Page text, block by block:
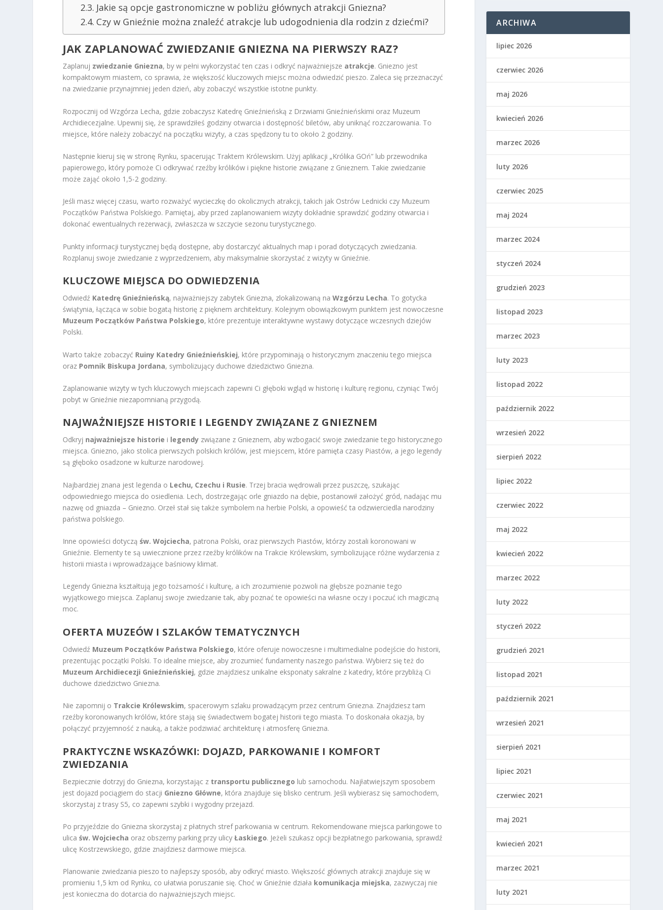
Jakie są opcje gastronomiczne w pobliżu głównych atrakcji Gniezna?
Czy w Gnieźnie można znaleźć atrakcje lub udogodnienia dla rodzin z dziećmi?
JAK ZAPLANOWAĆ ZWIEDZANIE GNIEZNA NA PIERWSZY RAZ?
Zaplanuj zwiedzanie Gniezna, by w pełni wykorzystać ten czas i odkryć najważniejsze atrakcje. Gniezno jest
kompaktowym miastem, co sprawia, że większość kluczowych miejsc można odwiedzić pieszo. Zaleca się przeznaczyć
na zwiedzanie przynajmniej jeden dzień, aby zobaczyć wszystkie istotne punkty.
Rozpocznij od Wzgórza Lecha, gdzie zobaczysz Katedrę Gnieźnieńską z Drzwiami Gnieźnieńskimi oraz Muzeum
Archidiecezjalne. Upewnij się, że sprawdziłeś godziny otwarcia i dostępność biletów, aby uniknąć rozczarowania. To
miejsce, które należy zobaczyć na początku wizyty, a czas spędzony tu to około 2 godziny.
Następnie kieruj się w stronę Rynku, spacerując Traktem Królewskim. Użyj aplikacji „Królika GOń” lub przewodnika
papierowego, który pomoże Ci odkrywać rzeźby królików i piękne historie związane z Gnieznem. Takie zwiedzanie
może zająć około 1,5-2 godziny.
Jeśli masz więcej czasu, warto rozważyć wycieczkę do okolicznych atrakcji, takich jak Ostrów Lednicki czy Muzeum
Początków Państwa Polskiego. Pamiętaj, aby przed zaplanowaniem wizyty dokładnie sprawdzić godziny otwarcia i
dokonać ewentualnych rezerwacji, zwłaszcza w szczycie sezonu turystycznego.
Punkty informacji turystycznej będą dostępne, aby dostarczyć aktualnych map i porad dotyczących zwiedzania.
Rozplanuj swoje zwiedzanie z wyprzedzeniem, aby maksymalnie skorzystać z wizyty w Gnieźnie.
KLUCZOWE MIEJSCA DO ODWIEDZENIA
Odwiedź Katedrę Gnieźnieńską, najważniejszy zabytek Gniezna, zlokalizowaną naWzgórzu Lecha. To gotycka
świątynia, łącząca w sobie bogatą historię z pięknem architektury. Kolejnym obowiązkowym punktem jest nowoczesne
Muzeum Początków Państwa Polskiego, które prezentuje interaktywne wystawy dotyczące wczesnych dziejów
Polski.
Warto także zobaczyć Ruiny Katedry Gnieźnieńskiej, które przypominają o historycznym znaczeniu tego miejsca
oraz Pomnik Biskupa Jordana, symbolizujący duchowe dziedzictwo Gniezna.
Zaplanowanie wizyty w tych kluczowych miejscach zapewni Ci głęboki wgląd w historię i kulturę regionu, czyniąc Twój
pobyt w Gnieźnie niezapomnianą przygodą.
NAJWAŻNIEJSZE HISTORIE I LEGENDY ZWIĄZANE Z GNIEZNEM
Odkryj najważniejsze historie i legendy związane z Gnieznem, aby wzbogacić swoje zwiedzanie tego historycznego
miejsca. Gniezno, jako stolica pierwszych polskich królów, jest miejscem, które pamięta czasy Piastów, a jego legendy
są głęboko osadzone w kulturze narodowej.
Najbardziej znana jest legenda o Lechu, Czechu i Rusie. Trzej bracia wędrowali przez puszczę, szukając
odpowiedniego miejsca do osiedlenia. Lech, dostrzegając orle gniazdo na dębie, postanowił założyć gród, nadając mu
nazwę od gniazda – Gniezno. Orzeł stał się także symbolem na herbie Polski, a opowieść ta odzwierciedla narodziny
państwa polskiego.
Inne opowieści dotycząśw. Wojciecha, patrona Polski, oraz pierwszych Piastów, którzy zostali koronowani w
Gnieźnie. Elementy te są uwiecznione przez rzeźby królików na Trakcie Królewskim, symbolizujące różne wydarzenia z
historii miasta i wprowadzające baśniowy klimat.
Legendy Gniezna kształtują jego tożsamość i kulturę, a ich zrozumienie pozwoli na głębsze poznanie tego
wyjątkowego miejsca. Zaplanuj swoje zwiedzanie tak, aby poznać te opowieści na własne oczy i poczuć ich magiczną
moc.
OFERTA MUZEÓW I SZLAKÓW TEMATYCZNYCH
Odwiedź Muzeum Początków Państwa Polskiego, które oferuje nowoczesne i multimedialne podejście do historii,
prezentując początki Polski. To idealne miejsce, aby zrozumieć fundamenty naszego państwa. Wybierz się też do
Muzeum Archidiecezji Gnieźnieńskiej, gdzie znajdziesz unikalne eksponaty sakralne z katedry, które przybliżą Ci
duchowe dziedzictwo Gniezna.
Nie zapomnij o Trakcie Królewskim, spacerowym szlaku prowadzącym przez centrum Gniezna. Znajdziesz tam
rzeźby koronowanych królów, które stają się świadectwem bogatej historii tego miasta. To doskonała okazja, by
połączyć przyjemność z nauką, a także podziwiać architekturę i atmosferę Gniezna.
PRAKTYCZNE WSKAZÓWKI: DOJAZD, PARKOWANIE I KOMFORT
ZWIEDZANIA
Bezpiecznie dotrzyj do Gniezna, korzystając z transportu publicznego lub samochodu. Najłatwiejszym sposobem
jest dojazd pociągiem do stacji Gniezno Główne, która znajduje się blisko centrum. Jeśli wybierasz się samochodem,
skorzystaj z trasy S5, co zapewni szybki i wygodny przejazd.
Po przyjeździe do Gniezna skorzystaj z płatnych stref parkowania w centrum. Rekomendowane miejsca parkingowe to
ulicaśw. Wojciecha oraz obszerny parking przy ulicyŁaskiego. Jeżeli szukasz opcji bezpłatnego parkowania, sprawdź
ulicę Kostrzewskiego, gdzie znajdziesz darmowe miejsca.
Planowanie zwiedzania pieszo to najlepszy sposób, aby odkryć miasto. Większość głównych atrakcji znajduje się w
promieniu 1,5 km od Rynku, co ułatwia poruszanie się. Choć w Gnieźnie działa komunikacja miejska, zazwyczaj nie
jest konieczna do dotarcia do najważniejszych miejsc.
ARCHIWA
lipiec 2026
czerwiec 2026
maj 2026
kwiecień 2026
marzec 2026
luty 2026
czerwiec 2025
maj 2024
marzec 2024
styczeń 2024
grudzień 2023
listopad 2023
marzec 2023
luty 2023
listopad 2022
październik 2022
wrzesień 2022
sierpień 2022
lipiec 2022
czerwiec 2022
maj 2022
kwiecień 2022
marzec 2022
luty 2022
styczeń 2022
grudzień 2021
listopad 2021
październik 2021
wrzesień 2021
sierpień 2021
lipiec 2021
czerwiec 2021
maj 2021
kwiecień 2021
marzec 2021
luty 2021